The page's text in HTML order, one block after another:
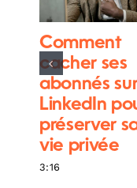
Comment
cacher ses
abonnés
LinkedIn
préserver
vie privée
3:16